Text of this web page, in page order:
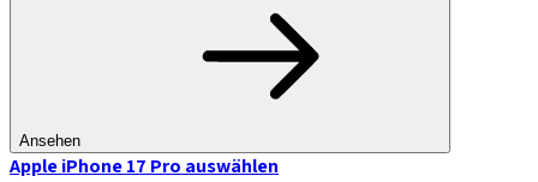
Ansehen
Apple iPhone 17 Pro auswählen